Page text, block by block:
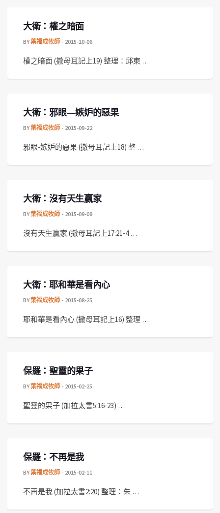
大衛：權之暗面
BY葉福成牧師 2015-10-06
權之暗面 (撒母耳記上19) 整理：邱東 …
大衛：邪眼—嫉妒的惡果
BY葉福成牧師 2015-09-22
邪眼-嫉妒的惡果 (撒母耳記上18) 整 …
大衛：沒有天生贏家
BY葉福成牧師 2015-09-08
沒有天生贏家 (撒母耳記上17:21-4 …
大衛：耶和華是看內心
BY葉福成牧師 2015-08-25
耶和華是看內心 (撒母耳記上16) 整理 …
保羅：聖靈的果子
BY葉福成牧師 2015-02-25
聖靈的果子 (加拉太書5:16-23) …
保羅：不再是我
BY葉福成牧師 2015-02-11
不再是我 (加拉太書2:20) 整理：朱 …